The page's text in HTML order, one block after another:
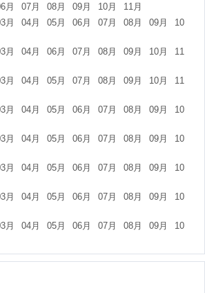
月 07月 08月 09月 10月
11月
月 04月 05月 06月 07月 08月 09月
10
月 04月 06月 07月 08月 09月 10月
11
月 04月 05月 07月 08月 09月 10月
11
月 04月 05月 06月 07月 08月 09月
10
月 04月 05月 06月 07月 08月 09月
10
月 04月 05月 06月 07月 08月 09月
10
月 04月 05月 06月 07月 08月 09月
10
月 04月 05月 06月 07月 08月 09月
10